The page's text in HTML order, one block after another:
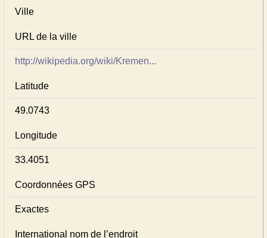
Ville
URL de la ville
http://wikipedia.org/wiki/Kremen...
Latitude
49.0743
Longitude
33.4051
Coordonnées GPS
Exactes
International nom de l’endroit